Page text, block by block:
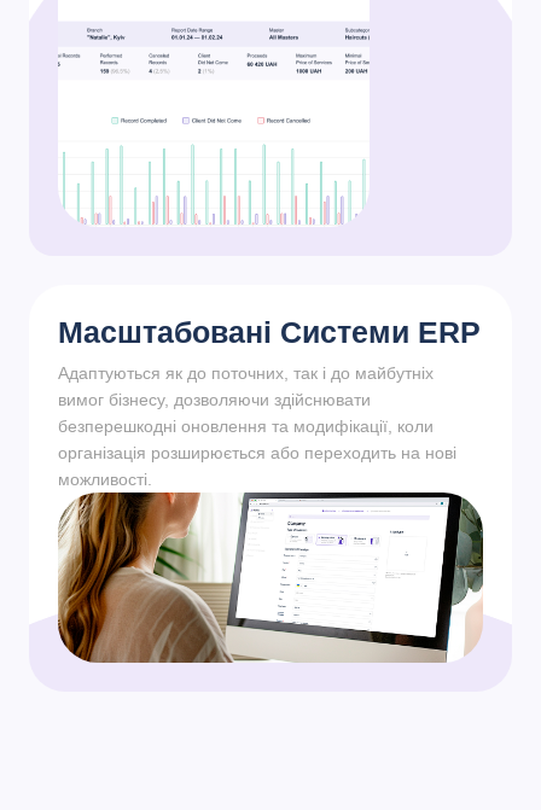
Масштабовані Системи ERP
Адаптуються як до поточних, так і до майбутніх
вимог бізнесу, дозволяючи здійснювати
безперешкодні оновлення та модифікації, коли
організація розширюється або переходить на нові
можливості.